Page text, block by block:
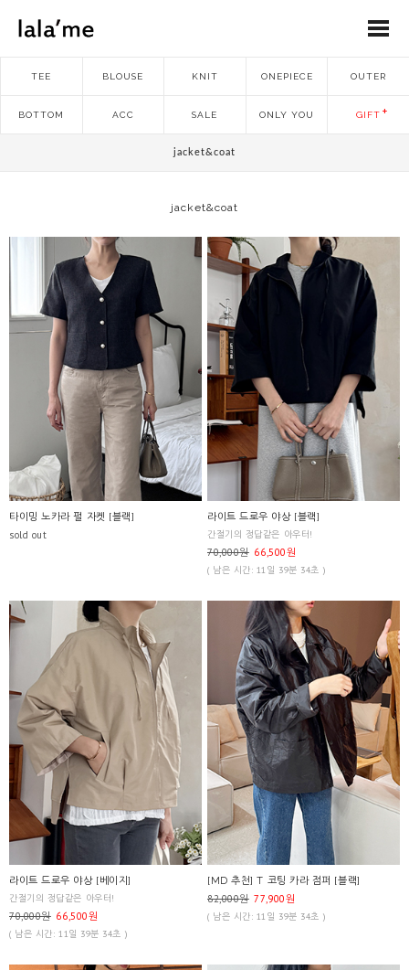
TEE BLOUSE KNIT ONEPIECE OUTER
BOTTOM ACC SALE ONLY YOU GIFT
jacket&coat
jacket&coat
타이밍 노카라 펄 자켓 [블랙]
sold out
라이트 드로우 야상 [블랙]
간절기의 정답같은 아우터!
70,000원 66,500원
( 남은 시간: 11일 39분 34초 )
라이트 드로우 야상 [베이지]
간절기의 정답같은 아우터!
70,000원 66,500원
( 남은 시간: 11일 39분 34초 )
[MD 추천] T 코팅 카라 점퍼 [블랙]
82,000원 77,900원
( 남은 시간: 11일 39분 34초 )